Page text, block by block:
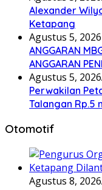
Alexander
Ketapang
Agustus 5, 2026
ANGGARAN
ANGGARAN
Agustus 5, 2026
Perwakilan
Talangan Rp.5
Otomotif
Agustus 8, 2026